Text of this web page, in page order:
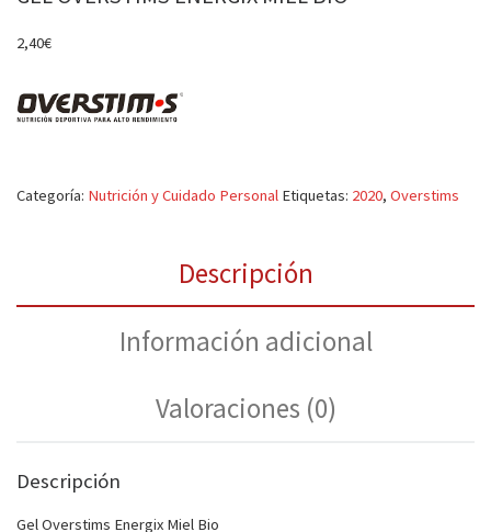
2,40€
Categoría: Nutrición y Cuidado Personal Etiquetas: 2020, Overstims
Descripción
Información adicional
Valoraciones (0)
Descripción
Gel Overstims Energix Miel Bio